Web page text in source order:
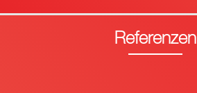
Referenzen